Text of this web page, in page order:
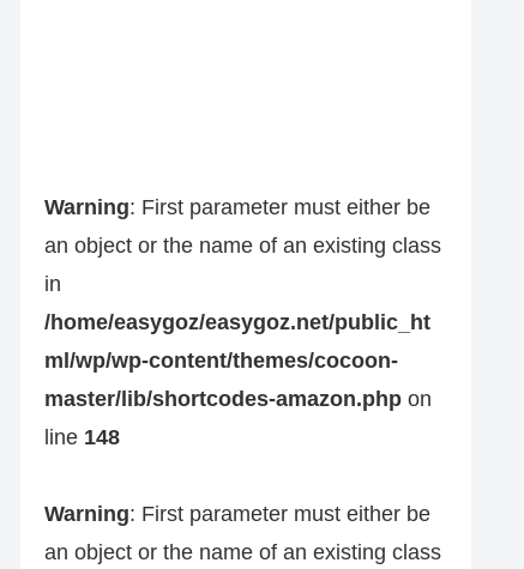
Warning: First parameter must either be
an object or the name of an existing class
in
/home/easygoz/easygoz.net/public_ht
ml/wp/wp-content/themes/cocoon-
master/lib/shortcodes-amazon.php on
line 148
Warning: First parameter must either be
an object or the name of an existing class